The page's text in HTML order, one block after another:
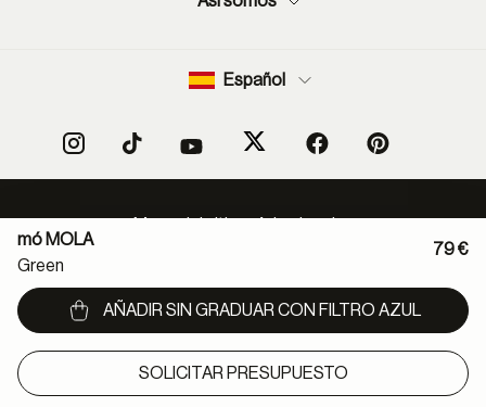
mó MOLA
Green
79 €
AÑADIR SIN GRADUAR CON FILTRO AZUL
SOLICITAR PRESUPUESTO
Español
Política protección de datos
Normas de uso de RSS
Declaración de accesibilidad
Canal denuncias